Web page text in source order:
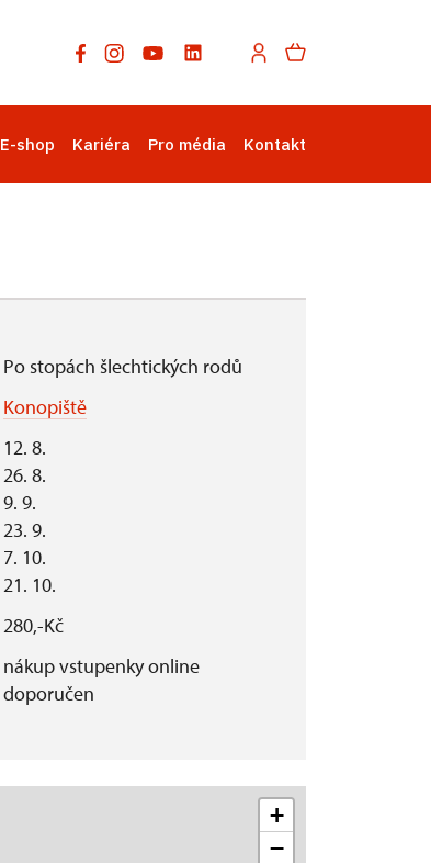
E-shop Kariéra Pro média Kontakt
Po stopách šlechtických rodů
Konopiště
12. 8.
26. 8.
9. 9.
23. 9.
7. 10.
21. 10.
280,-Kč
nákup vstupenky online
doporučen
+
−